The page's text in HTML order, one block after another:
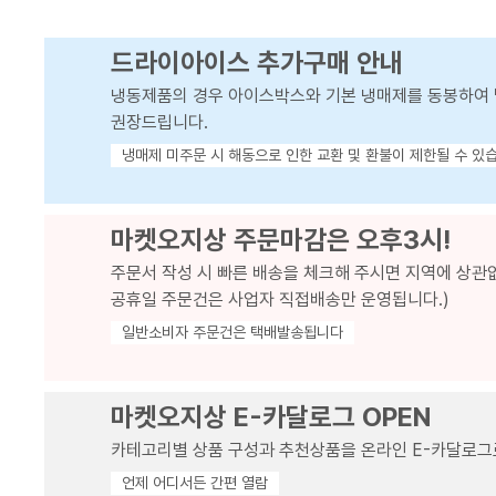
드라이아이스 추가구매 안내
냉동제품의 경우 아이스박스와 기본 냉매제를 동봉하
권장드립니다.
냉매제 미주문 시 해동으로 인한 교환 및 환불이 제한될 수 있
마켓오지상 주문마감은 오후3시!
주문서 작성 시 빠른 배송을 체크해 주시면 지역에 상
공휴일 주문건은 사업자 직접배송만 운영됩니다.)
일반소비자 주문건은 택배발송됩니다
마켓오지상 E-카달로그 OPEN
카테고리별 상품 구성과 추천상품을 온라인 E-카달로
언제 어디서든 간편 열람